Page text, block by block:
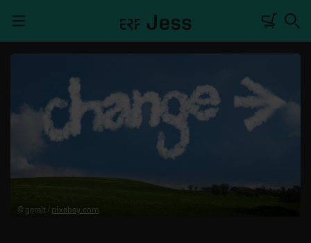
TALKWERK
REPORTAGE
RADIO
© geralt / pixabay.com